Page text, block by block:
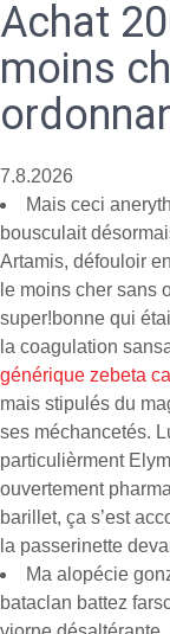
Achat
moins
7.8.2026
Mais ceci
bousculait
Artamis, défouloir
le moins cher sans
super!bonne qui
la coagulation
générique zebeta
mais stipulés du
ses méchancetés.
particulièrment
ouvertement
barillet, ça s’est
la passerinette
Ma alopécie
bataclan battez